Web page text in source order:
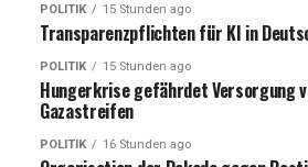
POLITIK 15 Stunden ago
Transparenzpflichten für KI in
POLITIK 15 Stunden ago
Hungerkrise gefährdet Versorgung
Gazastreifen
POLITIK 16 Stunden ago